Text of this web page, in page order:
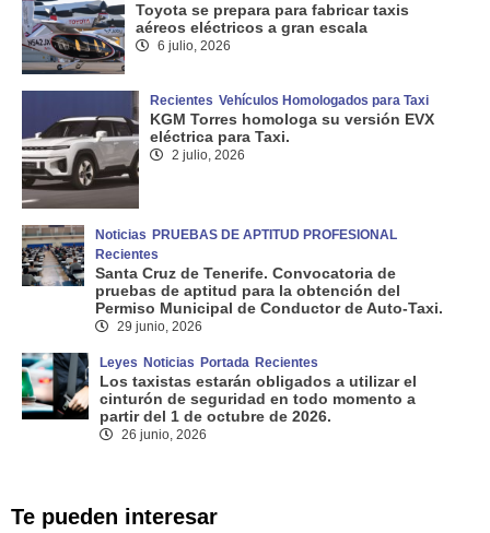
Toyota se prepara para fabricar taxis
aéreos eléctricos a gran escala
6 julio, 2026
Recientes Vehículos Homologados para Taxi
KGM Torres homologa su versión EVX
eléctrica para Taxi.
2 julio, 2026
Noticias PRUEBAS DE APTITUD PROFESIONAL
Recientes
Santa Cruz de Tenerife. Convocatoria de
pruebas de aptitud para la obtención del
Permiso Municipal de Conductor de Auto-Taxi.
29 junio, 2026
Leyes Noticias Portada Recientes
Los taxistas estarán obligados a utilizar el
cinturón de seguridad en todo momento a
partir del 1 de octubre de 2026.
26 junio, 2026
Te pueden interesar